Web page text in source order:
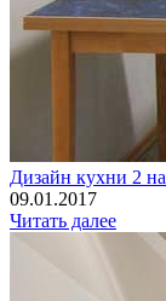
Дизайн кухни 2
09.01.2017
Читать далее